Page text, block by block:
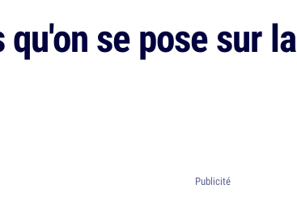
se pose sur la